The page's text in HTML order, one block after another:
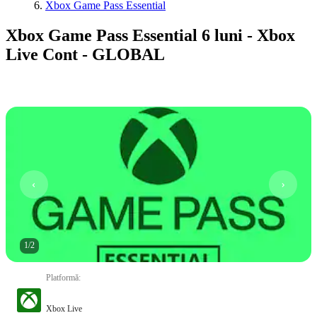
Xbox Game Pass Essential
Xbox Game Pass Essential 6 luni - Xbox
Live Cont - GLOBAL
1/2
Platformă:
Xbox Live